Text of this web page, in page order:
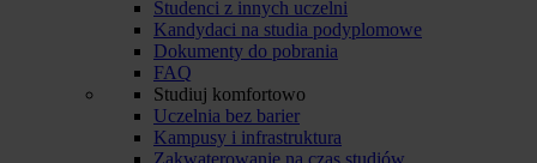
Studenci z innych uczelni
Kandydaci na studia podyplomowe
Dokumenty do pobrania
FAQ
Studiuj komfortowo
Uczelnia bez barier
Kampusy i infrastruktura